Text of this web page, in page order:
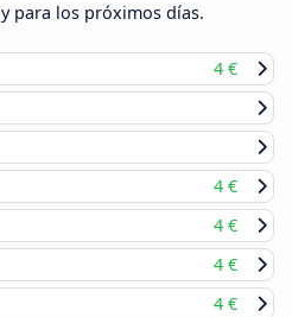
y para los próximos días.
4 €
4 €
4 €
4 €
4 €